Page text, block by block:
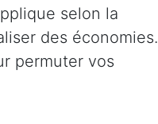
selon la
des économies.
permuter vos